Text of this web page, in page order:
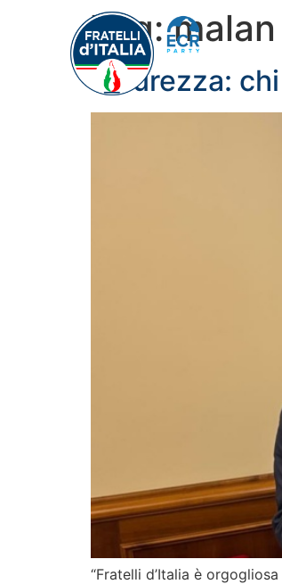
Tag:malan
Sicurezza:
“Fratelli d’Italia è